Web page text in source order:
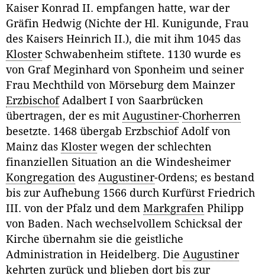
Kaiser Konrad II. empfangen hatte, war der
Gräfin Hedwig (Nichte der Hl. Kunigunde, Frau
des Kaisers Heinrich II.), die mit ihm 1045 das
KlosterSchwabenheim stiftete. 1130 wurde es
von Graf Meginhard von Sponheim und seiner
Frau Mechthild von Mörseburg dem Mainzer
ErzbischofAdalbert I von Saarbrücken
übertragen, der es mit Augustiner-Chorherren
besetzte. 1468 übergab Erzbschiof Adolf von
Mainz das Klosterwegen der schlechten
finanziellen Situation an die Windesheimer
Kongregation des Augustiner-Ordens; es bestand
bis zur Aufhebung 1566 durch Kurfürst Friedrich
III. von der Pfalz und dem Markgrafen Philipp
von Baden. Nach wechselvollem Schicksal der
Kirche übernahm sie die geistliche
Administration in Heidelberg. Die Augustiner
kehrten zurück und blieben dort bis zur